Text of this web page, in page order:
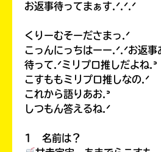
お返事待ってまぁす.ᐟ.ᐟ.ᐟ
くりーむそーださまっ.ᐟ
こっんにっちはーー.ᐟ.ᐟお返事
待って.ᐟミリプロ推しだよね.ᐣ
こすももミリプロ推しなの.ᐟ
これから語りあお.ᐣ
しつもん答えるね.ᐟ
1 名前は？